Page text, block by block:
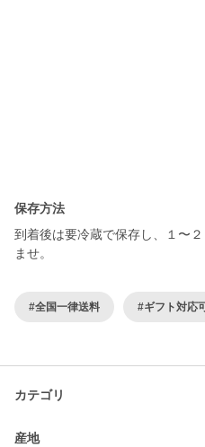
保存方法
到着後は要冷蔵で保存し、１〜
ませ。
#全国一律送料 #ギフト対応
カテゴリ
産地